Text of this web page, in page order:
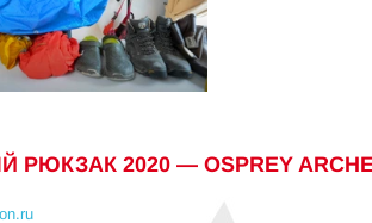
2020 — OSPREY